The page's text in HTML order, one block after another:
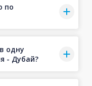
по
одну
- Дубай?